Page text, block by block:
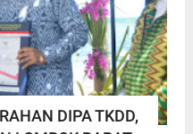
DIPA TKDD,